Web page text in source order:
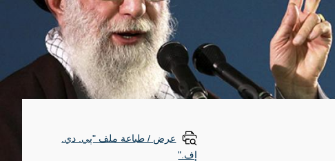
عرض / طباعة ملف "پي. دي.
إف."